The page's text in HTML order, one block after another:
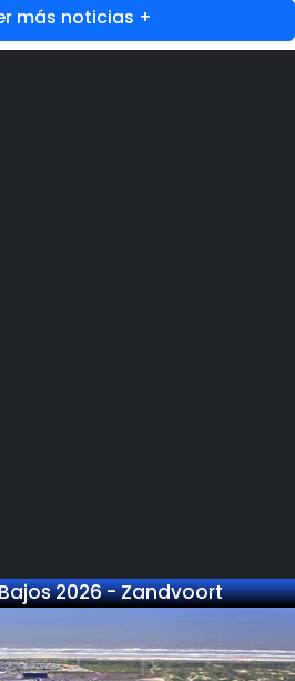
más noticias +
2026 - Zandvoort